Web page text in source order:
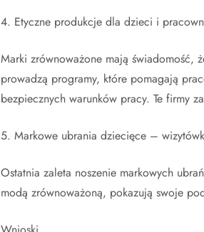
4. Etyczne produkcje dla dzieci i
Marki zrównoważone mają świadomość,
prowadzą programy, które pomagają
bezpiecznych warunków pracy. Te firmy
5. Markowe ubrania dziecięce –
Ostatnia zaleta noszenie markowych
modą zrównoważoną, pokazują swoje